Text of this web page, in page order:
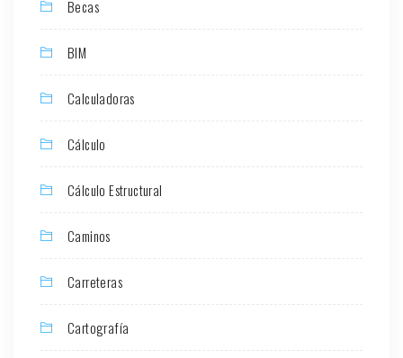
Becas
BIM
Calculadoras
Cálculo
Cálculo Estructural
Caminos
Carreteras
Cartografía